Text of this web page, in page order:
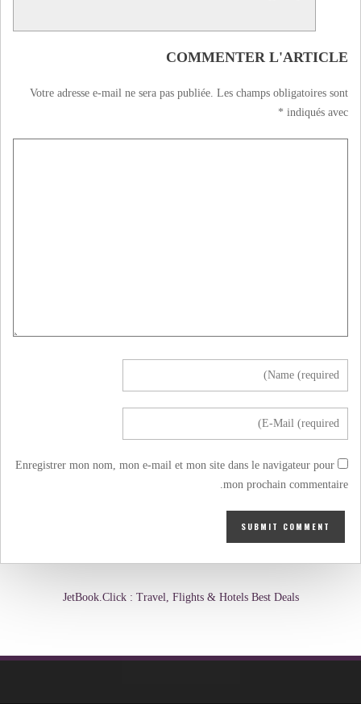
COMMENTER L'ARTICLE
Votre adresse e-mail ne sera pas publiée. Les champs obligatoires sont
indiqués avec
*
Enregistrer mon nom, mon e-mail et mon site dans le navigateur pour
mon prochain commentaire.
JetBook.Click : Travel, Flights & Hotels Best Deals